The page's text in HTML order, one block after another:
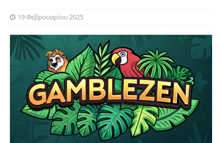
19 Φεβρουαρίου 2025